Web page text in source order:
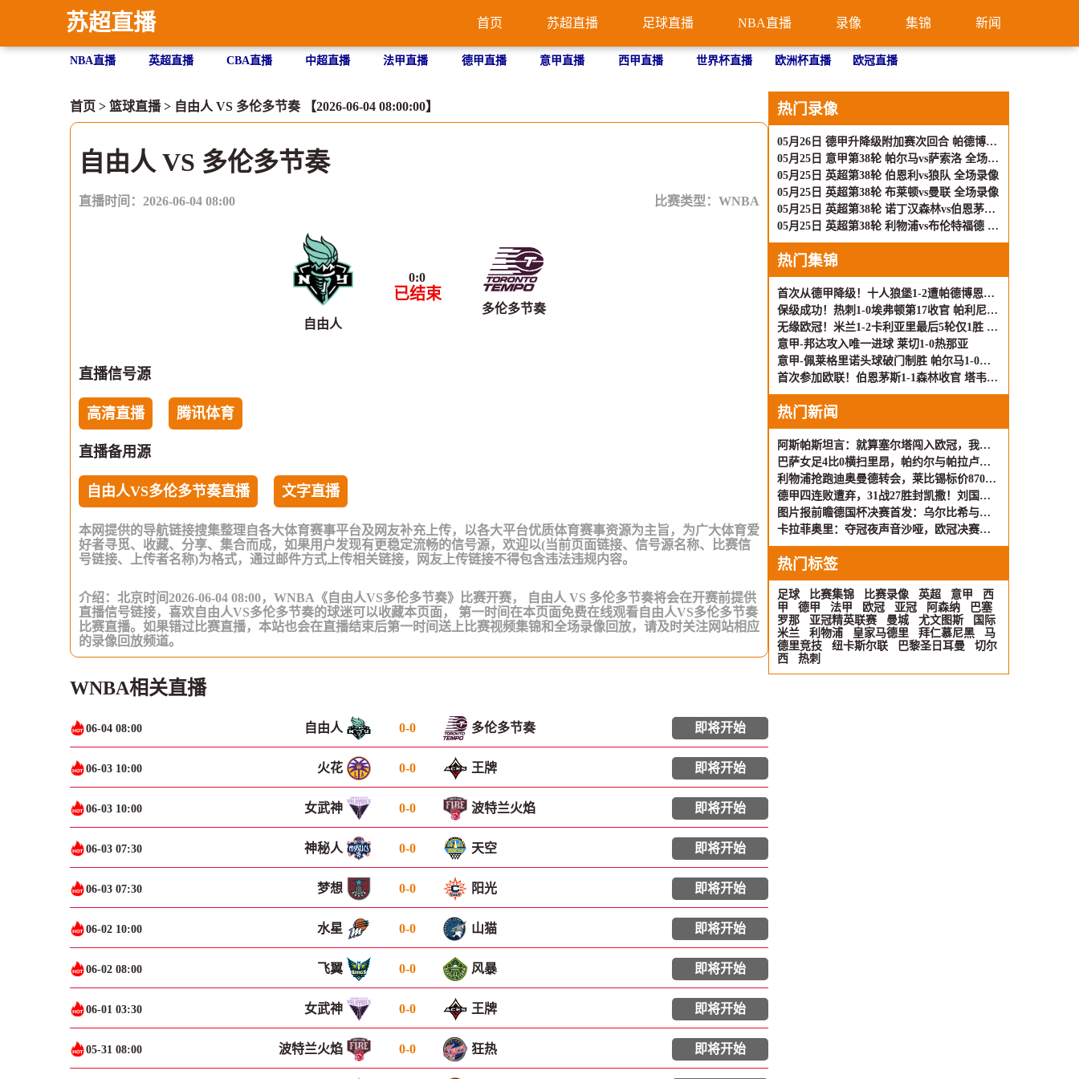
苏超直播 首页 苏超直播 足球直播 NBA直播 录像 集锦 新闻
NBA直播 英超直播 CBA直播 中超直播 法甲直播 德甲直播 意甲直播 西甲直播 世界杯直播 欧洲杯直播 欧冠直播
首页 > 篮球直播> 自由人 VS 多伦多节奏 【2026-06-04 08:00:00】
自由人 VS 多伦多节奏
直播时间：2026-06-04 08:00 比赛类型： WNBA
自由人
0:0
已结束
多伦多节奏
直播信号源
高清直播 腾讯体育
直播备用源
自由人VS多伦多节奏直播 文字直播
本网提供的导航链接搜集整理自各大体育赛事平台及网友补充上传，以各大平台优质体育赛事资源为主旨，为广大体育爱
好者寻觅、收藏、分享、集合而成，如果用户发现有更稳定流畅的信号源，欢迎以(当前页面链接、信号源名称、比赛信
号链接、上传者名称)为格式，通过邮件方式上传相关链接，网友上传链接不得包含违法违规内容。
介绍：北京时间2026-06-04 08:00，WNBA《自由人VS多伦多节奏》比赛开赛， 自由人 VS 多伦多节奏将会在开赛前提供
直播信号链接，喜欢自由人VS多伦多节奏的球迷可以收藏本页面， 第一时间在本页面免费在线观看自由人VS多伦多节奏
比赛直播。如果错过比赛直播，本站也会在直播结束后第一时间送上比赛视频集锦和全场录像回放，请及时关注网站相应
的录像回放频道。
WNBA相关直播
06-04 08:00 自由人 0-0 多伦多节奏 即将开始
06-03 10:00 火花 0-0 王牌 即将开始
06-03 10:00 女武神 0-0 波特兰火焰 即将开始
06-03 07:30 神秘人 0-0 天空 即将开始
06-03 07:30 梦想 0-0 阳光 即将开始
06-02 10:00 水星 0-0 山猫 即将开始
06-02 08:00 飞翼 0-0 风暴 即将开始
06-01 03:30 女武神 0-0 王牌 即将开始
05-31 08:00 波特兰火焰 0-0 狂热 即将开始
热门录像
05月26日 德甲升降级附加赛次回合 帕德博恩vs沃尔夫斯堡 全场录像
05月25日 意甲第38轮 帕尔马vs萨索洛 全场录像
05月25日 英超第38轮 伯恩利vs狼队 全场录像
05月25日 英超第38轮 布莱顿vs曼联 全场录像
05月25日 英超第38轮 诺丁汉森林vs伯恩茅斯 全场录像
05月25日 英超第38轮 利物浦vs布伦特福德 全场录像
热门集锦
首次从德甲降级！十人狼堡1-2遭帕德博恩逆转 库尔达加时赛制胜
保级成功！热刺1-0埃弗顿第17收官 帕利尼亚制胜热刺近6轮仅1负
无缘欧冠！米兰1-2卡利亚里最后5轮仅1胜 萨勒马科尔斯闪击难救主
意甲-邦达攻入唯一进球 莱切1-0热那亚
意甲-佩莱格里诺头球破门制胜 帕尔马1-0萨索洛
首次参加欧联！伯恩茅斯1-1森林收官 塔韦尼耶救主怀特远射破门
热门新闻
阿斯帕斯坦言：就算塞尔塔闯入欧冠，我也不会再战一年
巴萨女足4比0横扫里昂，帕约尔与帕拉卢埃洛双双梅开二度，重夺欧冠
利物浦抢跑迪奥曼德转会，莱比锡标价8700万英镑待价而沽
德甲四连败遭弃，31战27胜封凯撒！刘国梁与樊振东的欧洲之旅，差距何在？
图片报前瞻德国杯决赛首发：乌尔比希与努贝尔门将对决，“凯迪拉克”或成变数
卡拉菲奥里：夺冠夜声音沙哑，欧冠决赛我们还想赢！
热门标签
足球 比赛集锦 比赛录像 英超 意甲
西
甲
德甲 法甲 欧冠 亚冠 阿森纳
巴塞
罗那
亚冠精英联赛 曼城 尤文图斯
国际
米兰
利物浦 皇家马德里 拜仁慕尼黑
马
德里竞技
纽卡斯尔联 巴黎圣日耳曼
切尔
西
热刺